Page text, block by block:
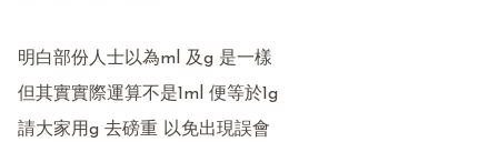
明白部份人士以為ml 及g 是一樣
但其實實際運算不是1ml 便等於1g
請大家用g 去磅重 以免出現誤會